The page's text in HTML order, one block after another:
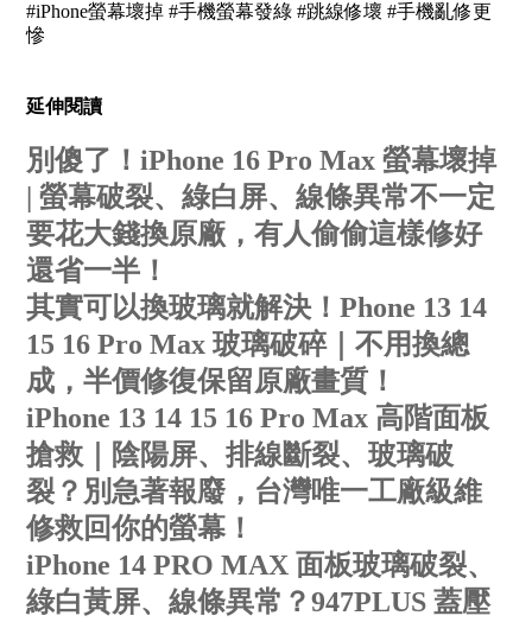
#iPhone螢幕壞掉 #手機螢幕發綠 #跳線修壞 #手機亂修更
慘
延伸閱讀
別傻了！iPhone 16 Pro Max 螢幕壞掉
| 螢幕破裂、綠白屏、線條異常不一定
要花大錢換原廠，有人偷偷這樣修好
還省一半！
其實可以換玻璃就解決！Phone 13 14
15 16 Pro Max 玻璃破碎｜不用換總
成，半價修復保留原廠畫質！
iPhone 13 14 15 16 Pro Max 高階面板
搶救｜陰陽屏、排線斷裂、玻璃破
裂？別急著報廢，台灣唯一工廠級維
修救回你的螢幕！
iPhone 14 PRO MAX 面板玻璃破裂、
綠白黃屏、線條異常？947PLUS 蓋壓